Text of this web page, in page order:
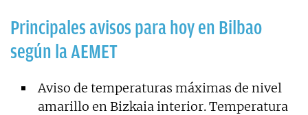
Principales avisos para hoy en Bilbao
según la AEMET
Aviso de temperaturas máximas de nivel
amarillo en Bizkaia interior. Temperatura